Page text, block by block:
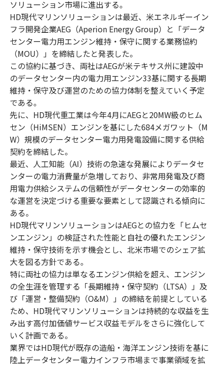
ソリューション市場に進出する。
HD現代マリンソリューションは最近、米エネルギーイン
フラ開発企業AEG（Aperion Energy Group）と「データ
センター電力用エンジン維持・保守に関する業務協約
（MOU）」を締結したと発表した。
この協約に基づき、両社はAEGが米テキサス州に建設中
のデータセンター内の電力用エンジン33基に関する長期
維持・保守及び運営のための協力体制を整えていく予定
である。
先に、HD現代重工業は今年4月にAEGと20MW級のヒム
セン（HiMSEN）エンジンを基にした684メガワット（M
W）規模のデータセンター電力用発電設備に関する供給
契約を締結した。
最近、人工知能（AI）技術の急速な発展によりデータセ
ンターの電力消費量が急増しており、非常用発電及び商
用電力供給システムの信頼性がデータセンターの効率的
な運営を決定づける重要な要素として認識される傾向に
ある。
HD現代マリンソリューションはAEGとの協力を「ヒムセ
ンエンジン」の検証された性能と自社の優れたエンジン
維持・保守技術を示す機会とし、北米市場でのシェア拡
大を図る方針である。
特に両社の協力は単なるエンジン供給を超え、エンジン
の全生涯を管理する「長期維持・保守契約（LTSA）」及
び「運営・整備契約（O&M）」の締結を前提としている
ため、HD現代マリンソリューションは持続的な収益を生
み出す高付加価値サービス収益モデルをさらに強化して
いく計画である。
業界ではHD現代が既存の造船・海洋エンジン技術を基に
陸上データセンター電力インフラ市場まで事業領域を拡